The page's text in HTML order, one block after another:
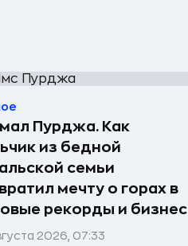
Пурджа. Как
из бедной
семьи
мечту о горах в
рекорды и бизнес
2026, 07:33